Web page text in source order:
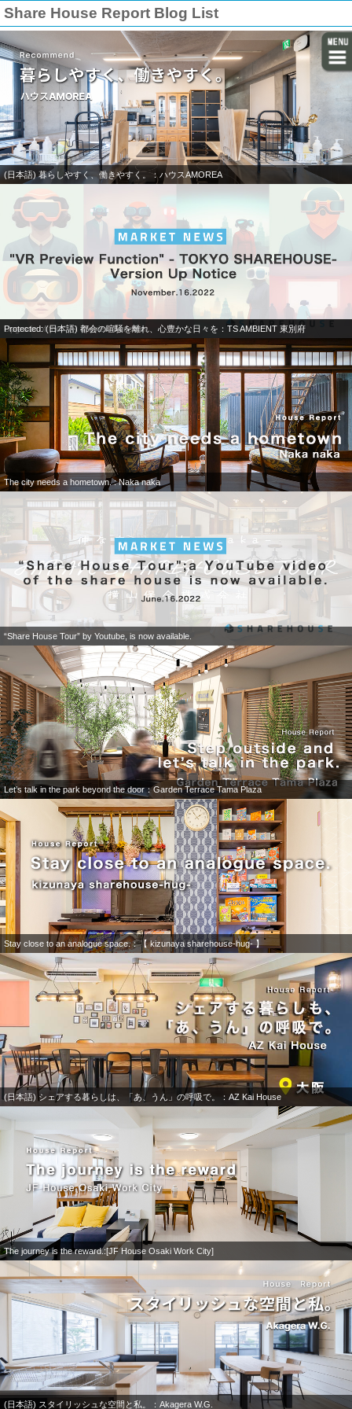
Share House Report Blog List
(日本語) 暮らしやすく、働きやすく。：ハウスAMOREA
Upgrade of the “VR Preview Function
Protected: (日本語) 都会の喧騒を離れ、心豊かな日々を：TS AMBIENT 東別府
The city needs a hometown. : Naka naka
“Share House Tour” by Youtube, is now available.
Let’s talk in the park beyond the door：Garden Terrace Tama Plaza
Stay close to an analogue space.：【 kizunaya sharehouse-hug- 】
(日本語) シェアする暮らしは、「あ、うん」の呼吸で。：AZ Kai House
The journey is the reward.:[JF House Osaki Work City]
(日本語) スタイリッシュな空間と私。：Akagera W.G.